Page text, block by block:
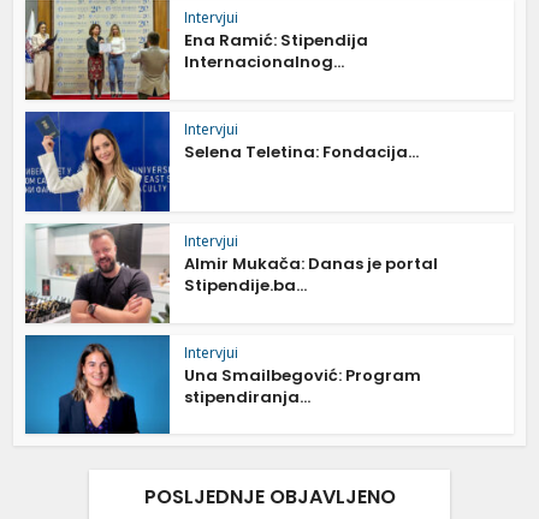
Intervjui
Ena Ramić: Stipendija
Internacionalnog...
Intervjui
Selena Teletina: Fondacija...
Intervjui
Almir Mukača: Danas je portal
Stipendije.ba...
Intervjui
Una Smailbegović: Program
stipendiranja...
POSLJEDNJE OBJAVLJENO